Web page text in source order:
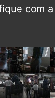
com